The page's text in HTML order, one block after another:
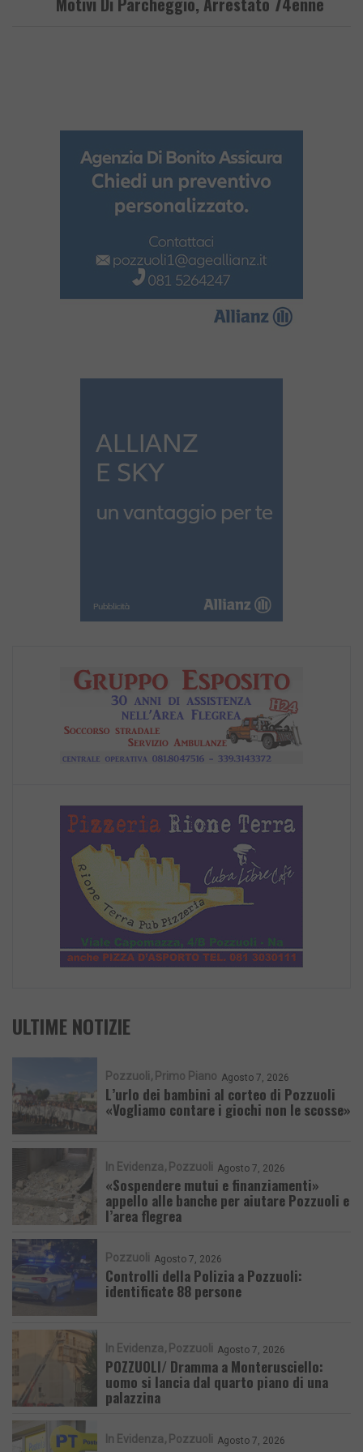
ULTIME NOTIZIE
Pozzuoli Primo Piano Agosto 7, 2026
L’urlo dei bambini al corteo di Pozzuoli
«Vogliamo contare i giochi non le scosse»
In Evidenza Pozzuoli Agosto 7, 2026
«Sospendere mutui e finanziamenti»
appello alle banche per aiutare Pozzuoli e
l’area flegrea
Pozzuoli Agosto 7, 2026
Controlli della Polizia a Pozzuoli:
identificate 88 persone
In Evidenza Pozzuoli Agosto 7, 2026
POZZUOLI/ Dramma a Monterusciello:
uomo si lancia dal quarto piano di una
palazzina
In Evidenza Pozzuoli Agosto 7, 2026